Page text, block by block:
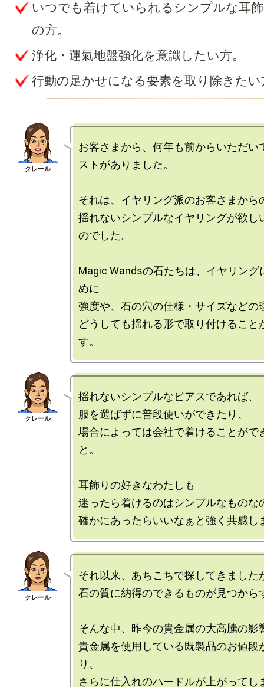
いつでも着けていられるシンプルな耳
の方。
浄化・運氣地盤強化を意識したい方。
行動の足かせになる要素を取り除きたい
お客さまから、何年も前からいただい
ストがありました。
それは、イヤリング派のお客さまから
揺れないシンプルなイヤリングが欲し
のでした。
Magic Wandsの石たちは、イヤリング
めに
強度や、石の穴の仕様・サイズなどの
どうしても揺れる形で取り付けること
揺れないシンプルなピアスであれば、
服を選ばずに普段使いができたり、
場合によっては会社で着けることがで
と。
耳飾りの好きなわたしも
迷ったら着けるのはシンプルなものな
それ以来、あちこちで探してきました
石の質に納得のできるものが見つから
そんな中、昨今の貴金属の大高騰の影
貴金属を使用している既製品のお値段
り、